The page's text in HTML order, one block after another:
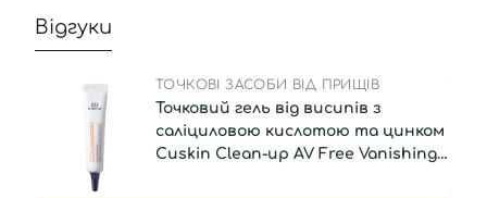
Відгуки
ТОЧКОВІ ЗАСОБИ ВІД ПРИЩІВ
Точковий гель від висипів з
саліциловою кислотою та цинком
Cuskin Clean-up AV Free Vanishing